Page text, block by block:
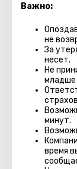
Важно:
не
За
несет.
Не
младше
минут.
время